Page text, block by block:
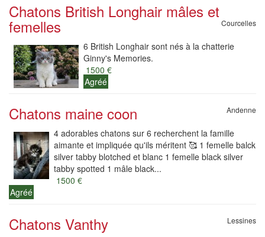
Chatons British Longhair mâles et
femelles Courcelles
6 British Longhair sont nés à la chatterie
Ginny's Memories.
1500 €
Agréé
Chatons maine coon Andenne
4 adorables chatons sur 6 recherchent la famille
aimante et impliquée qu'ils méritent 🥰 1 femelle balck
silver tabby blotched et blanc 1 femelle black silver
tabby spotted 1 mâle black...
1500 €
Agréé
Chatons Vanthy Lessines